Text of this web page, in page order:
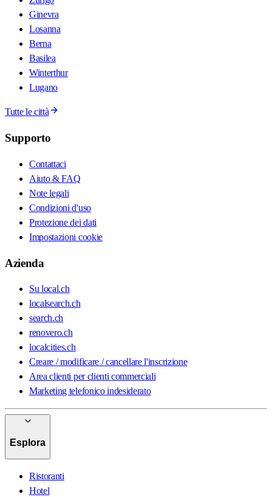
Ginevra
Losanna
Berna
Basilea
Winterthur
Lugano
Tutte le città
Supporto
Contattaci
Aiuto & FAQ
Note legali
Condizioni d'uso
Protezione dei dati
Impostazioni cookie
Azienda
Su local.ch
localsearch.ch
search.ch
renovero.ch
localcities.ch
Creare / modificare / cancellare l'inscrizione
Area clienti per clienti commerciali
Marketing telefonico indesiderato
Esplora
Ristoranti
Hotel